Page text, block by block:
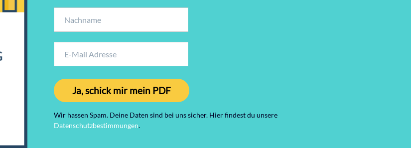
Ja, schick mir mein PDF
Wir hassen Spam. Deine Daten sind bei uns sicher. Hier findest du unsere
Datenschutzbestimmungen.